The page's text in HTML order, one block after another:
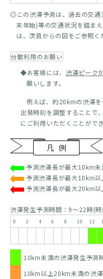
◎この渋滞予測は、過去の交通
末年始)等の交通状況を踏ま
は、次頁からの図をご参照く
分散利用のお願い
◆お客様には、 渋滞ピーク
願いします。
例えば、約20kmの渋滞
出発時刻を調整することで
にご利用いただくことができ
予測渋滞長が最大10km未
予測渋滞長が最大10km
予測渋滞長が最大20km以
渋滞発生予測時間：9～22時(時
0 2 4 6 8 10 12 14
10km未満の渋滞発生予測
10km以上20km未満の渋